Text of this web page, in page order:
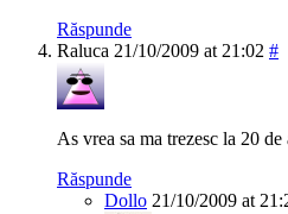
Răspunde
Raluca 21/10/2009 at 21:02 #
As vrea sa ma trezesc la 20
Răspunde
Dollo 21/10/2009 at